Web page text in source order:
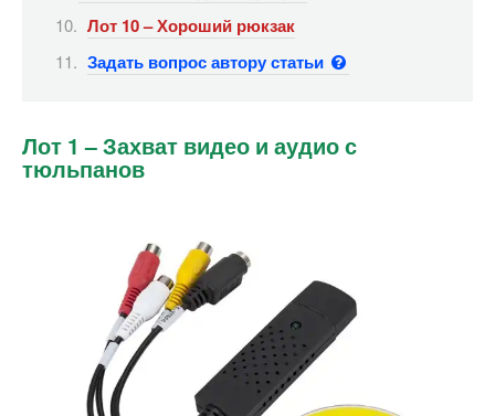
Лот 10 – Хороший рюкзак
Задать вопрос автору статьи
Лот 1 – Захват видео и аудио с
тюльпанов